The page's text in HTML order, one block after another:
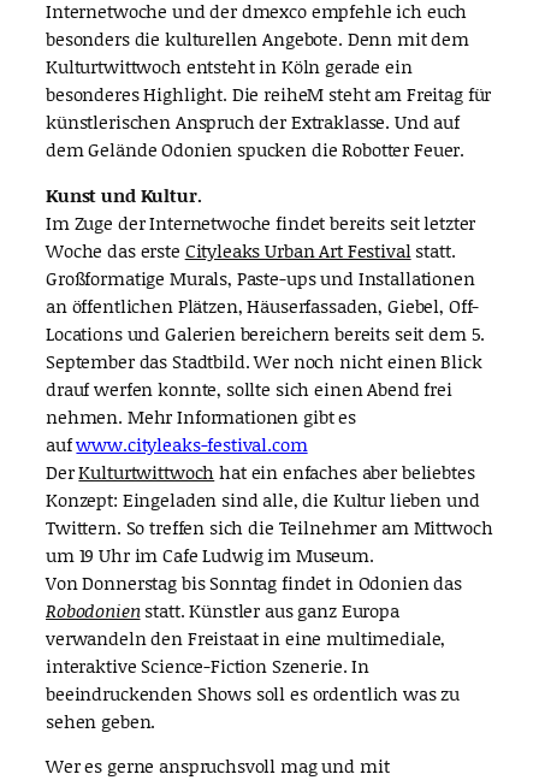
Internetwoche und der dmexco empfehle ich euch
besonders die kulturellen Angebote. Denn mit dem
Kulturtwittwoch entsteht in Köln gerade ein
besonderes Highlight. Die reiheM steht am Freitag für
künstlerischen Anspruch der Extraklasse. Und auf
dem Gelände Odonien spucken die Robotter Feuer.
Kunst und Kultur.
Im Zuge der Internetwoche findet bereits seit letzter
Woche das erste Cityleaks Urban Art Festivalstatt.
Großformatige Murals, Paste-ups und Installationen
an öffentlichen Plätzen, Häuserfassaden, Giebel, Off-
Locations und Galerien bereichern bereits seit dem 5.
September das Stadtbild. Wer noch nicht einen Blick
drauf werfen konnte, sollte sich einen Abend frei
nehmen. Mehr Informationen gibt es
aufwww.cityleaks-festival.com
DerKulturtwittwochhat ein enfaches aber beliebtes
Konzept: Eingeladen sind alle, die Kultur lieben und
Twittern. So treffen sich die Teilnehmer am Mittwoch
um 19 Uhr im Cafe Ludwig im Museum.
Von Donnerstag bis Sonntag findet in Odonien das
Robodonienstatt. Künstler aus ganz Europa
verwandeln den Freistaat in eine multimediale,
interaktive Science-Fiction Szenerie. In
beeindruckenden Shows soll es ordentlich was zu
sehen geben.
Wer es gerne anspruchsvoll mag und mit